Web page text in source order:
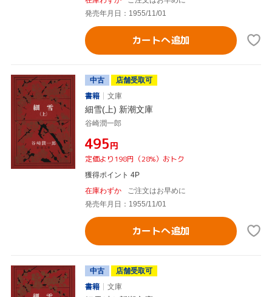
発売年月日：1955/11/01
カートへ追加
中古
店舗受取可
書籍
文庫
細雪(上) 新潮文庫
谷崎潤一郎
¥495円
定価より198円（28%）おトク
獲得ポイント 4P
在庫わずか
ご注文はお早めに
発売年月日：1955/11/01
カートへ追加
中古
店舗受取可
書籍
文庫